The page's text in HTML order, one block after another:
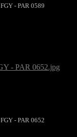
FGY - PAR 0589
FGY - PAR 0652